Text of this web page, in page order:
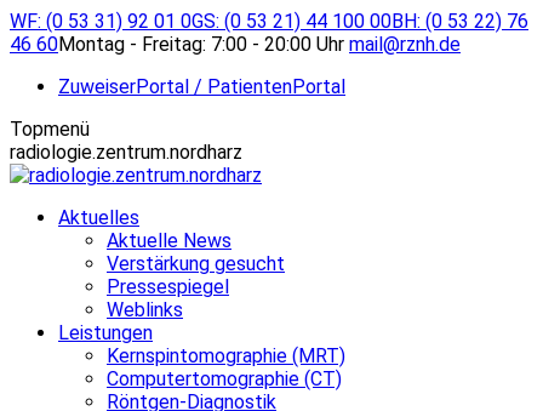
Zum
Inhalt
WF: (0 53 31) 92 01 0GS: (0 53 21) 44 100 00BH: (0 53 22) 76
46 60Montag - Freitag: 7:00 - 20:00 Uhr mail@rznh.de
ZuweiserPortal / PatientenPortal
Topmenü
radiologie.zentrum.nordharz
Aktuelles
Aktuelle News
Verstärkung gesucht
Pressespiegel
Weblinks
Leistungen
Kernspintomographie (MRT)
Computertomographie (CT)
Röntgen-Diagnostik